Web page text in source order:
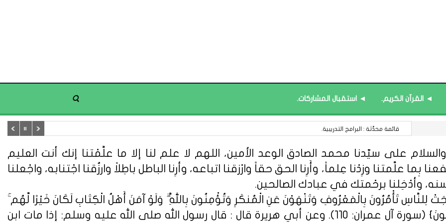
◄ القرآن الكريم. ◄ استقبال المشاركات.
مركز التعلم المرئي للتدريب : ورشة (الكوتشنج التعليمي).
على سيّدنا محمد الصادق الوعد الأمين، اللهم لا علم لنا إلا ما علَّمْتنا إنك أنت العليم
بِما علَّمتنا وزِدْنا عِلماً، وأَرِنا الحق حقاً وارْزقنا اتباعه، وأرِنا الباطل باطِلاً وارزُقنا اجْتنابه، واجْعلنا
وأدْخِلنا برحْمتك في عبادك الصالحين.
لِلنَّاسِ تَأْمُرُونَ بِالْمَعْرُوفِ وَتَنْهَوْنَ عَنِ الْمُنكَرِ وَتُؤْمِنُونَ بِاللَّهِ ۗ وَلَوْ آمَنَ أَهْلُ الْكِتَابِ لَكَانَ خَيْرًا لَّهُم
مِّنْهُمُ الْمُؤْمِنُونَ وَأَكْثَرُهُمُ الْفَاسِقُونَ} (سورة آل عمران: 110). وعن أبي هريرة قال : قال رسول الله صلى الله عليه وسلم: إذا مات ابن